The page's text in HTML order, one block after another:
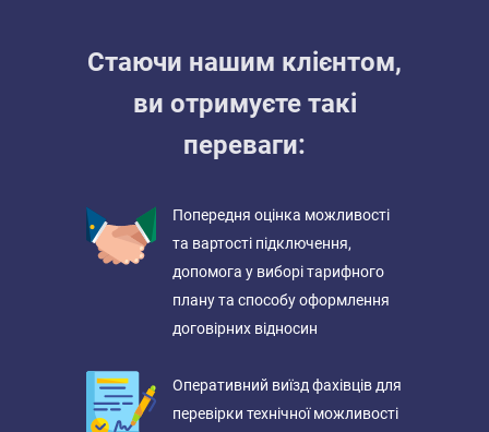
Стаючи нашим клієнтом,
ви отримуєте такі
переваги:
Попередня оцінка можливості
та вартості підключення,
допомога у виборі тарифного
плану та способу оформлення
договірних відносин
Оперативний виїзд фахівців для
перевірки технічної можливості